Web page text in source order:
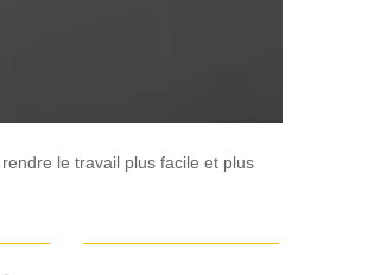
le travail plus facile et plus